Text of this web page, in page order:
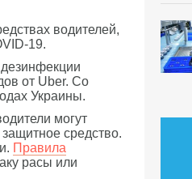
водителей,
19.
от Uber. Со
Украины.
могут
средство.
Правила
расы или